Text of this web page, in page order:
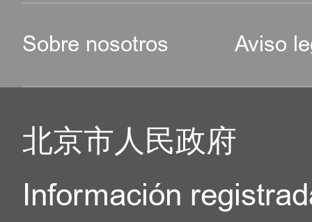
Sobre nosotros Aviso
北京市人民政府
Información